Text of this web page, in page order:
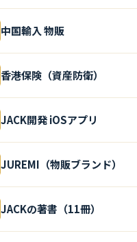
中国輸入 物販
香港保険（資産防衛）
JACK開発 iOSアプリ
JUREMI（物販ブランド）
JACKの著書（11冊）